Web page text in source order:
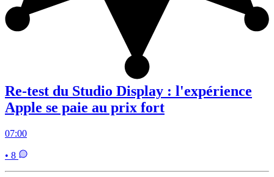
Re-test du Studio Display : l'expérience
Apple se paie au prix fort
07:00
• 8